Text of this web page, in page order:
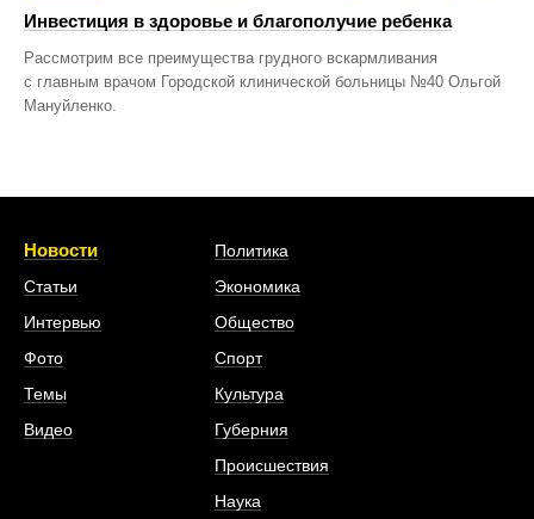
Инвестиция в здоровье и благополучие ребенка
Рассмотрим все преимущества грудного вскармливания
с главным врачом Городской клинической больницы №40 Ольгой
Мануйленко.
Новости
Статьи
Интервью
Фото
Темы
Видео
Политика
Экономика
Общество
Спорт
Культура
Губерния
Происшествия
Наука